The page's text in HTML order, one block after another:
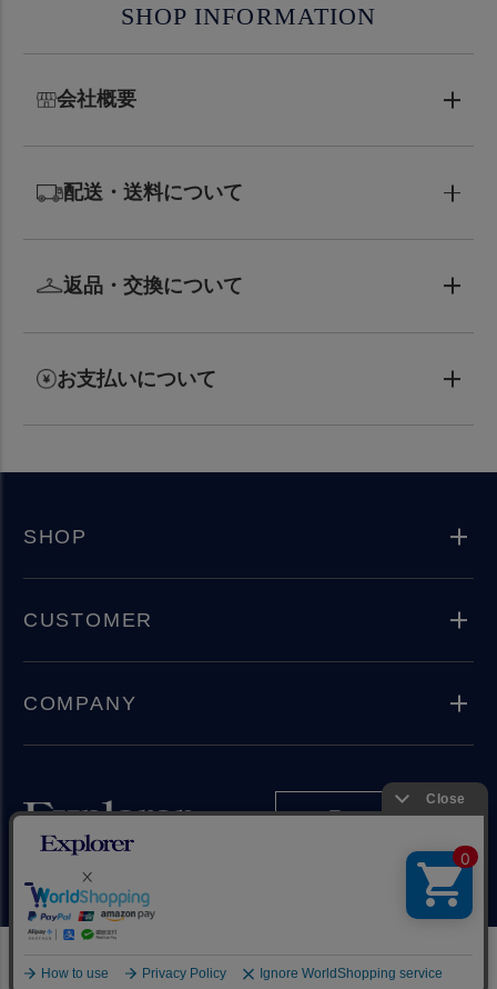
SHOP INFORMATION
会社概要
配送・送料について
返品・交換について
お支払いについて
SHOP
CUSTOMER
COMPANY
Instagram
Copyright(C) 2024 Explorer Inc. All rights reserved.